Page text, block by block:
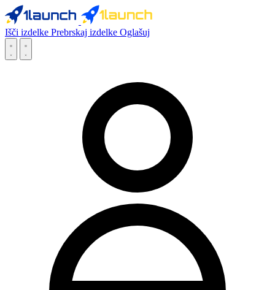
Išči izdelke Prebrskaj izdelke Oglašuj